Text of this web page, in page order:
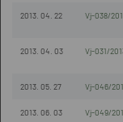
2013. 04. 22 Vj-038/
2013. 04. 03 Vj-031/
2013. 05. 27 Vj-046/
2013. 06. 03 Vj-049/